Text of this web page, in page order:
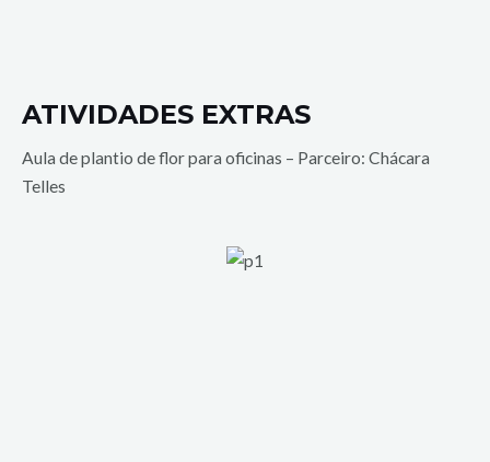
ATIVIDADES EXTRAS
Aula de plantio de flor para oficinas – Parceiro: Chácara
Telles